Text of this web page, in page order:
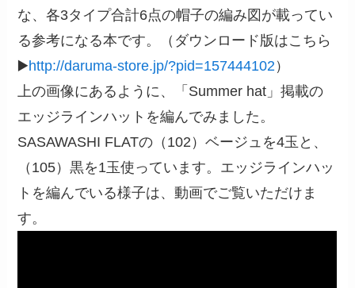
な、各3タイプ合計6点の帽子の編み図が載ってい
る参考になる本です。（ダウンロード版はこちら
▶️http://daruma-store.jp/?pid=157444102）
上の画像にあるように、「Summer hat」掲載の
エッジラインハットを編んでみました。
SASAWASHI FLATの（102）ベージュを4玉と、
（105）黒を1玉使っています。エッジラインハッ
トを編んでいる様子は、動画でご覧いただけま
す。